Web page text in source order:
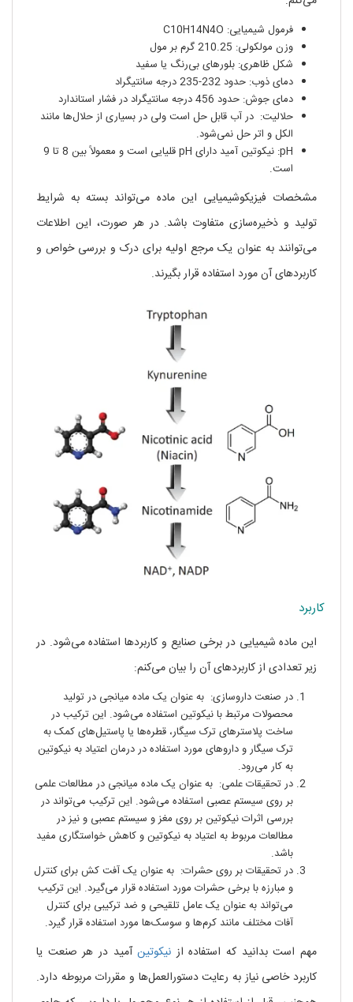
فرمول شیمیایی: C10H14N4O
وزن مولکولی: 210.25 گرم بر مول
شکل ظاهری: بلورهای بی‌رنگ یا سفید
دمای ذوب: حدود 232-235 درجه سانتیگراد
دمای جوش: حدود 456 درجه سانتیگراد در فشار استاندارد
حلالیت: در آب قابل حل است ولی در بسیاری از حلال‌ها مانند
الکل و اتر حل نمی‌شود.
pH: نیکوتین آمید دارای pH قلیایی است و معمولاً بین 8 تا 9
است.
مشخصات فیزیکوشیمیایی این ماده می‌تواند بسته به شرایط
تولید و ذخیره‌سازی متفاوت باشد. در هر صورت، این اطلاعات
می‌توانند به عنوان یک مرجع اولیه برای درک و بررسی خواص و
کاربردهای آن مورد استفاده قرار بگیرند.
کاربرد
این ماده شیمیایی در برخی صنایع و کاربردها استفاده می‌شود. در
زیر تعدادی از کاربردهای آن را بیان می‌کنم:
در صنعت داروسازی: به عنوان یک ماده میانجی در تولید
محصولات مرتبط با نیکوتین استفاده می‌شود. این ترکیب در
ساخت پلاستر‌های ترک سیگار، قطره‌ها یا پاستیل‌های کمک به
ترک سیگار و داروهای مورد استفاده در درمان اعتیاد به نیکوتین
به کار می‌رود.
در تحقیقات علمی: به عنوان یک ماده میانجی در مطالعات علمی
بر روی سیستم عصبی استفاده می‌شود. این ترکیب می‌تواند در
بررسی اثرات نیکوتین بر روی مغز و سیستم عصبی و نیز در
مطالعات مربوط به اعتیاد به نیکوتین و کاهش خواستگاری مفید
باشد.
در تحقیقات بر روی حشرات: به عنوان یک آفت کش برای کنترل
و مبارزه با برخی حشرات مورد استفاده قرار می‌گیرد. این ترکیب
می‌تواند به عنوان یک عامل تلقیحی و ضد ترکیبی برای کنترل
آفات مختلف مانند کرم‌ها و سوسک‌ها مورد استفاده قرار گیرد.
مهم است بدانید که استفاده از نیکوتینآمید در هر صنعت یا
کاربرد خاصی نیاز به رعایت دستورالعمل‌ها و مقررات مربوطه دارد.